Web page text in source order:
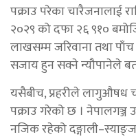
पक्राउ परेका चारैजनालाई
२०२९ को दफा २६ ९१०
लाखसम्म जरिवाना तथा
सजाय हुन सक्ने न्यौपानेले
यसैबीच, प्रहरीले लागुऔषध
पक्राउ गरेको छ ।
नजिक रहेको